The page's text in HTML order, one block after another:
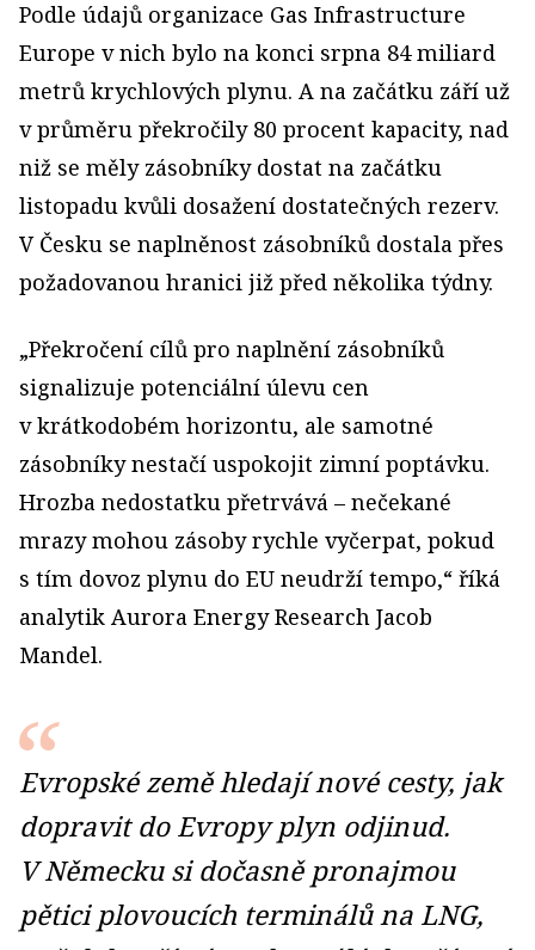
Podle údajů organizace Gas Infrastructure
Europe v nich bylo na konci srpna 84 miliard
metrů krychlových plynu. A na začátku září už
v průměru překročily 80 procent kapacity, nad
niž se měly zásobníky dostat na začátku
listopadu kvůli dosažení dostatečných rezerv.
V Česku se naplněnost zásobníků dostala přes
požadovanou hranici již před několika týdny.
„Překročení cílů pro naplnění zásobníků
signalizuje potenciální úlevu cen
v krátkodobém horizontu, ale samotné
zásobníky nestačí uspokojit zimní poptávku.
Hrozba nedostatku přetrvává – nečekané
mrazy mohou zásoby rychle vyčerpat, pokud
s tím dovoz plynu do EU neudrží tempo,“ říká
analytik Aurora Energy Research Jacob
Mandel.
Evropské země hledají nové cesty, jak
dopravit do Evropy plyn odjinud.
V Německu si dočasně pronajmou
pětici plovoucích terminálů na LNG,